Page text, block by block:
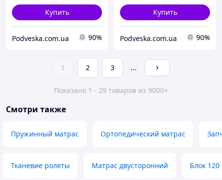
Купить
Podveska.com.ua 90%
Купить
Podveska.com.ua 90%
1 2 3 ...
Показано 1 - 29 товаров из 9000+
Смотри также
Пружинный матрас Ортопедический матрас
Тканевие ролеты Матрас двусторонний Блок